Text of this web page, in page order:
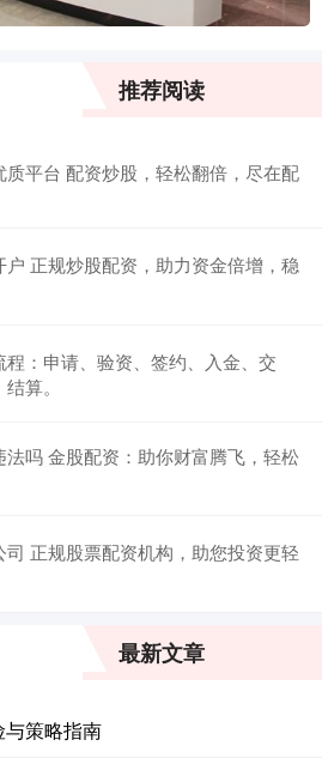
推荐阅读
质平台 配资炒股，轻松翻倍，尽在配
户 正规炒股配资，助力资金倍增，稳
程：申请、验资、签约、入金、交
算。
法吗 金股配资：助你财富腾飞，轻松
司 正规股票配资机构，助您投资更轻
最新文章
策略指南